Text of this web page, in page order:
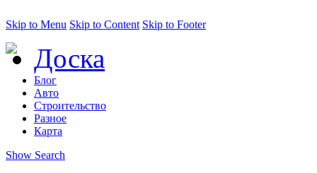
Skip to Menu Skip to Content Skip to Footer
Доска
Блог
Авто
Строительство
Разное
Карта
Show Search